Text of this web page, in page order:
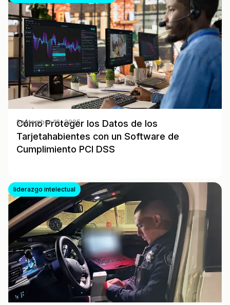
Cómo Proteger los Datos de los
Tarjetahabientes con un Software de
Cumplimiento PCI DSS
September 16, 2025
liderazgo intelectual